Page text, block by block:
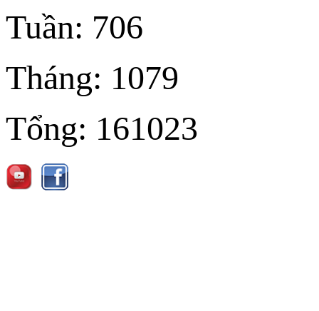
Tuần: 706
Tháng: 1079
Tổng: 161023